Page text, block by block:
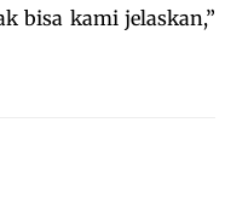
bisa kami jelaskan,”